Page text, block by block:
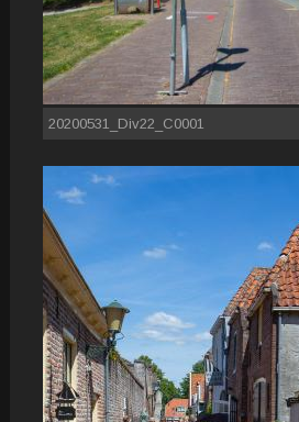
20200531_Div22_C0001